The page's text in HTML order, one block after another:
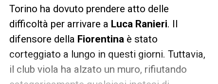
Torino ha dovuto prendere atto delle
difficoltà per arrivare a Luca Ranieri. Il
difensore della Fiorentina è stato
corteggiato a lungo in questi giorni. Tuttavia,
il club viola ha alzato un muro, rifiutando